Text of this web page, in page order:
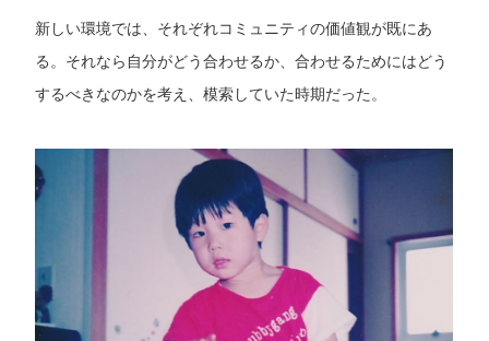
新しい環境では、それぞれコミュニティの価値観が既にあ
る。それなら自分がどう合わせるか、合わせるためにはどう
するべきなのかを考え、模索していた時期だった。